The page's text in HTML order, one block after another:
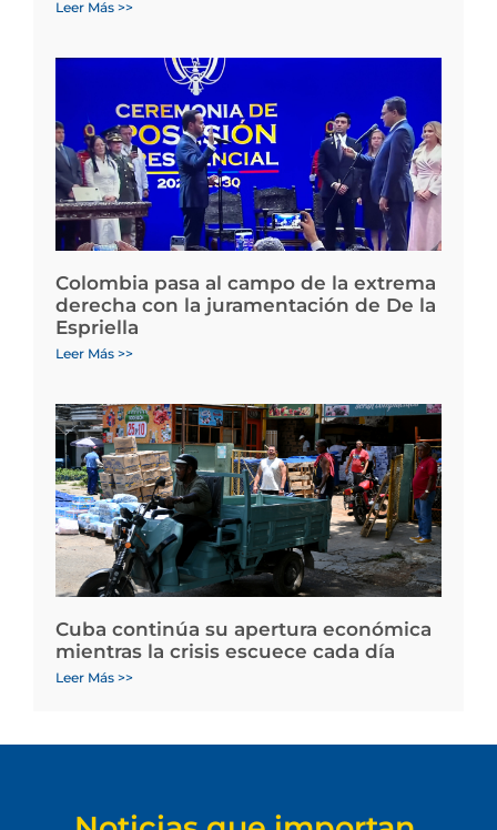
Leer Más >>
Colombia pasa al campo de la extrema
derecha con la juramentación de De la
Espriella
Leer Más >>
Cuba continúa su apertura económica
mientras la crisis escuece cada día
Leer Más >>